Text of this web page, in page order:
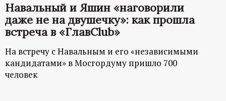
т
а
л
Навальный и Яшин «наговорили
даже не на двушечку»: как прошла
встреча в «ГлавClub»
На встречу с Навальным и его «независимыми
кандидатами» в Мосгордуму пришло 700
человек